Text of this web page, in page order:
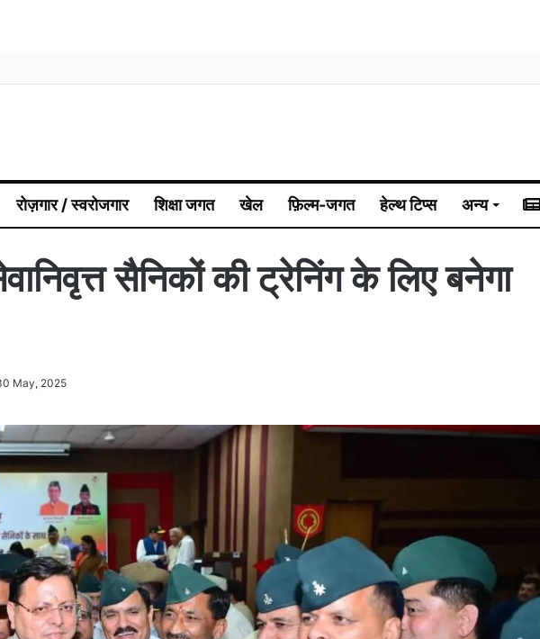
रोज़गार / स्वरोजगार शिक्षा जगत खेल फ़िल्म-जगत हेल्थ टिप्स अन्य
सैनिकों की ट्रेनिंग के लिए बनेगा
May, 2025